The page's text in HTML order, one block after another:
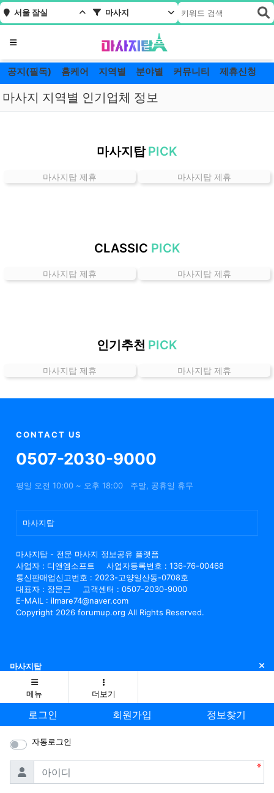
서울 잠실 마사지
메뉴
공지(필독) 홈케어 지역별 분야별 커뮤니티 제휴신청
마사지 지역별 인기업체 정보
마
가
정
샵
마사지탑 PICK
마사지탑 제휴 마사지탑 제휴
CLASSIC PICK
마사지탑 제휴 마사지탑 제휴
인기추천 PICK
마사지탑 제휴 마사지탑 제휴
CONTACT US
0507-2030-9000
평일 오전 10:00 ~ 오후 18:00 주말, 공휴일 휴무
마사지탑
마사지탑 - 전문 마사지 정보공유 플랫폼
사업자 : 디앤엠소프트
사업자등록번호 : 136-76-00468
통신판매업신고번호 : 2023-고양일산동-0708호
대표자 : 장문근
고객센터 : 0507-2030-9000
E-MAIL : ilmare74@naver.com
Copyright 2026 forumup.org All Rights Reserved.
마사지탑 닫
메뉴 더보기
로그인 회원가입 정보찾기
자동로그인
아이디